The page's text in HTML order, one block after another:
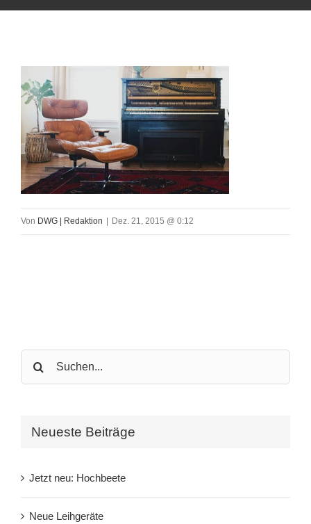
Von DWG | Redaktion Dez. 21, 2015 @ 0:12
Search
for:
Neueste Beiträge
Jetzt neu: Hochbeete
Neue Leihgeräte